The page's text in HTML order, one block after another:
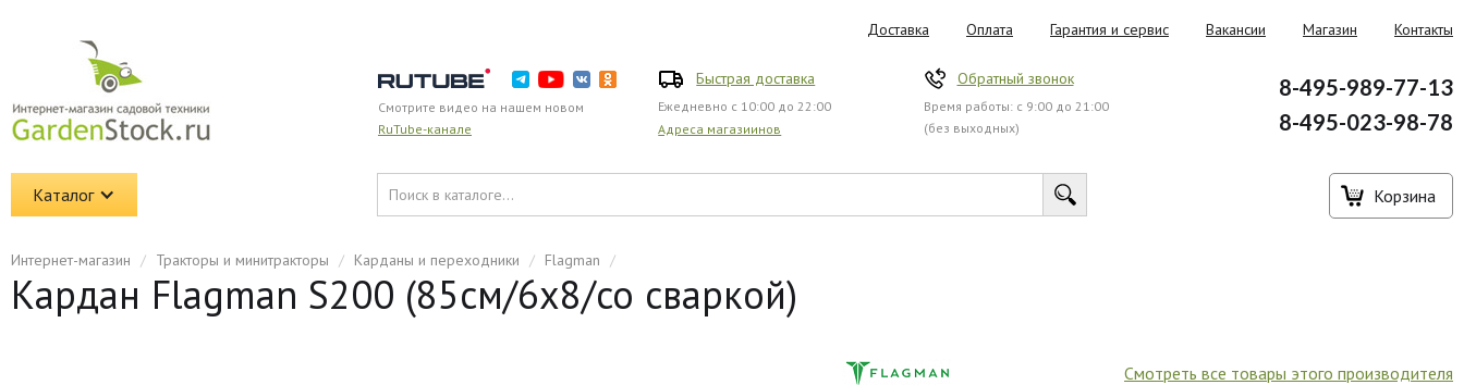
Доставка Оплата Гарантия и сервис Вакансии Магазин Контакты
Смотрите видео на нашем новом
RuTube-канале
Быстрая доставка
Ежедневно с 10:00 до 22:00
Адреса магазиинов
Обратный звонок
Время работы: с 9:00 до 21:00
(без выходных)
8-495-989-77-13
8-495-023-98-78
Каталог Корзина
Интернет-магазин / Тракторы и минитракторы / Карданы и переходники / Flagman /
Кардан Flagman S200 (85см/6х8/со сваркой)
Смотреть все товары этого производителя